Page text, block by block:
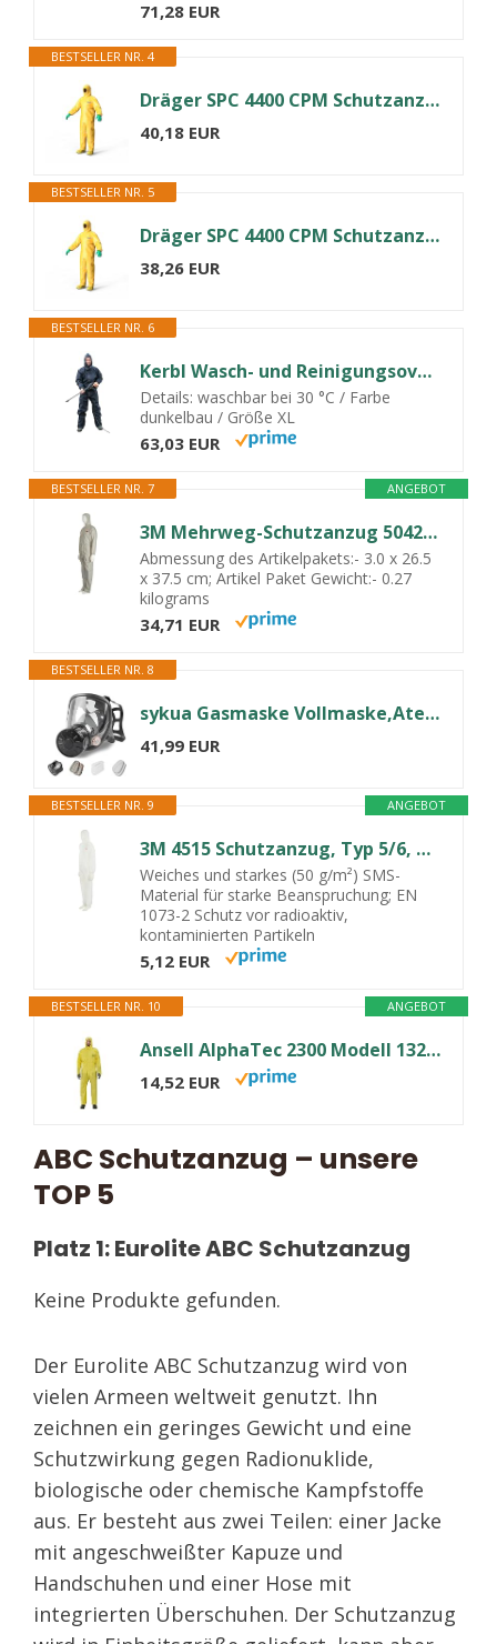
71,28 EUR
BESTSELLER NR. 4
Dräger SPC 4400 CPM Schutzanzug gegen Staub & Flüssigkeiten - Gr. XXXL
40,18 EUR
BESTSELLER NR. 5
Dräger SPC 4400 CPM Schutzanzug gegen Staub & Flüssigkeiten - Gr. M
38,26 EUR
BESTSELLER NR. 6
Kerbl Wasch- und Reinigungsoverall wasserdicht, Gr. XL
Details: waschbar bei 30 °C / Farbe
dunkelbau / Größe XL
63,03 EUR
ANGEBOT
BESTSELLER NR. 7
3M Mehrweg-Schutzanzug 50425L, Mehrweg-Schutzanzug, grau+blau, Gr. L
Abmessung des Artikelpakets:- 3.0 x 26.5
x 37.5 cm; Artikel Paket Gewicht:- 0.27
kilograms
34,71 EUR
BESTSELLER NR. 8
sykua Gasmaske Vollmaske,Atemschutzmaske Staub Survival Nuklear und Chemie mit 40-mm-Aktivkohlefilter,Staubmasken Atemschutz Feinstaub für Gase Dämpfe, Chemikalien,Sprühen, Schleifen,Malerei,Polieren
41,99 EUR
ANGEBOT
BESTSELLER NR. 9
3M 4515 Schutzanzug, Typ 5/6, Größe L, Weiß
Weiches und starkes (50 g/m²) SMS-
Material für starke Beanspruchung; EN
1073-2 Schutz vor radioaktiv,
kontaminierten Partikeln
5,12 EUR
ANGEBOT
BESTSELLER NR. 10
Ansell AlphaTec 2300 Modell 132, Einweg-Schutzanzug, Chemikalienschutz Typ 3/4/5, Wasserdichter Ganzkörperanzug, Arbeitsoverall in robuster Qualität, Schutzanzug gelb, 1 Stück, Gr. XL
14,52 EUR
ABC Schutzanzug – unsere
TOP 5
Platz 1: Eurolite ABC Schutzanzug
Keine Produkte gefunden.
Der Eurolite ABC Schutzanzug wird von
vielen Armeen weltweit genutzt. Ihn
zeichnen ein geringes Gewicht und eine
Schutzwirkung gegen Radionuklide,
biologische oder chemische Kampfstoffe
aus. Er besteht aus zwei Teilen: einer Jacke
mit angeschweißter Kapuze und
Handschuhen und einer Hose mit
integrierten Überschuhen. Der Schutzanzug